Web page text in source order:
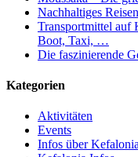
Nachhaltiges
Transportmittel auf
Boot, Taxi, …
Die faszinierende
Kategorien
Aktivitäten
Events
Infos über Kefalonia